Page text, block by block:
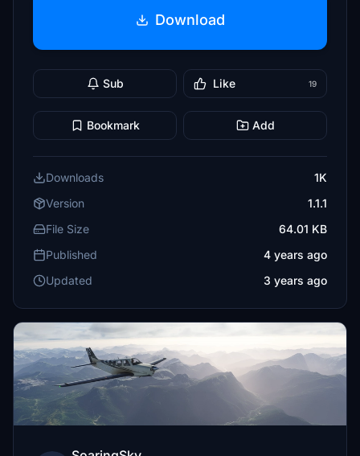
Download
Sub Like 19
Bookmark Add
Downloads
1K
Version
1.1.1
File Size
64.01 KB
Published
4 years ago
Updated
3 years ago